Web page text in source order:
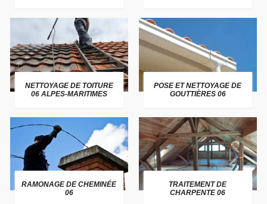
NETTOYAGE DE TOITURE
06 ALPES-MARITIMES
POSE ET NETTOYAGE DE
GOUTTIÈRES 06
RAMONAGE DE CHEMINÉE
06
TRAITEMENT DE
CHARPENTE 06